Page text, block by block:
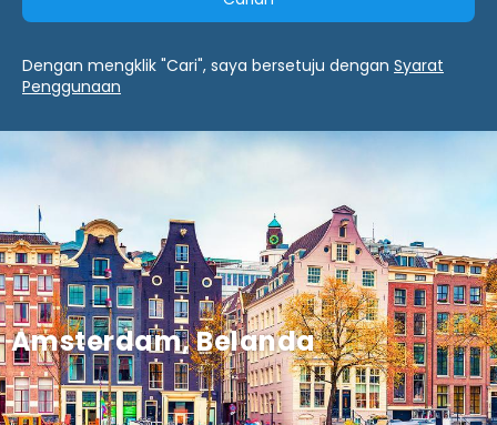
Amsterdam, Belanda
Dengan mengklik "Cari", saya bersetuju dengan Syarat
Penggunaan